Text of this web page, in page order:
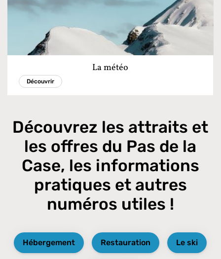
La météo
Découvrir
Découvrez les attraits et
les offres du Pas de la
Case, les informations
pratiques et autres
numéros utiles !
Hébergement Restauration Le ski